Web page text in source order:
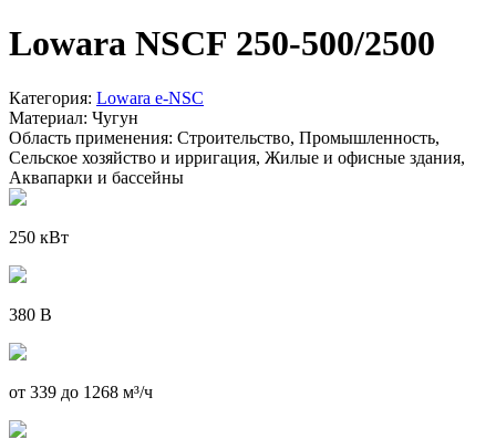
Lowara NSCF 250-500/2500
Категория: Lowara e-NSC
Материал: Чугун
Область применения: Строительство, Промышленность,
Сельское хозяйство и ирригация, Жилые и офисные здания,
Аквапарки и бассейны
250 кВт
380 В
от 339 до 1268 м³/ч